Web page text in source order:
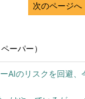
次のページへ
ーパー）
AIのリスクを回避、